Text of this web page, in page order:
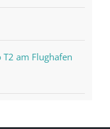
am Flughafen